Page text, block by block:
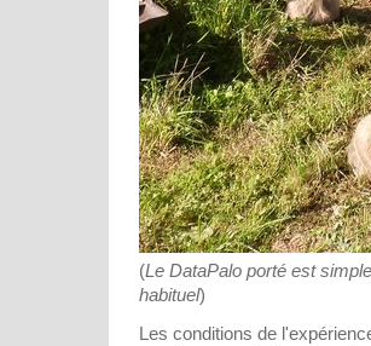
(Le DataPalo porté est
habituel)
Les conditions de